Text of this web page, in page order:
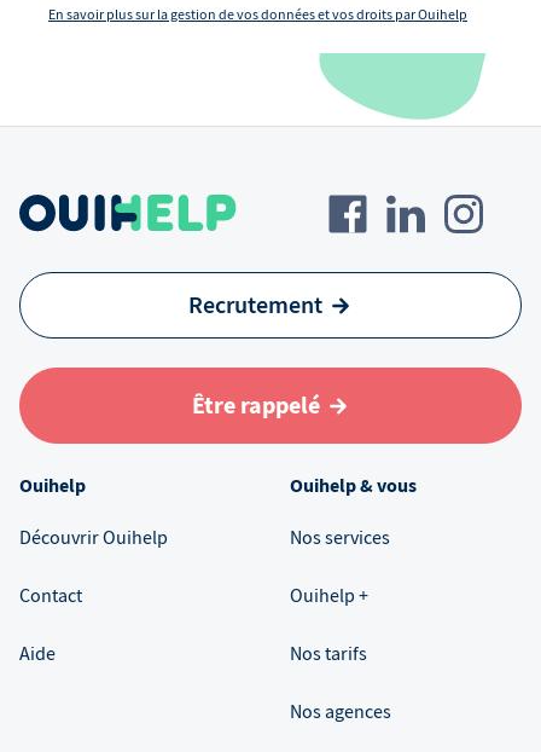
En savoir plus sur la gestion de vos données et vos droits par Ouihelp
Recrutement
Être rappelé
Ouihelp
Découvrir Ouihelp
Contact
Aide
Ouihelp & vous
Nos services
Ouihelp +
Nos tarifs
Nos agences